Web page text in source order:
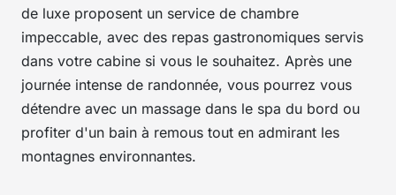
de luxe proposent un service de chambre
impeccable, avec des repas gastronomiques servis
dans votre cabine si vous le souhaitez. Après une
journée intense de randonnée, vous pourrez vous
détendre avec un massage dans le spa du bord ou
profiter d'un bain à remous tout en admirant les
montagnes environnantes.